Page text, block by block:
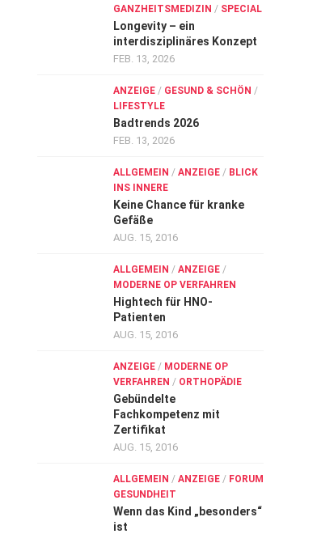
GANZHEITSMEDIZIN / SPECIAL
Longevity – ein
interdisziplinäres Konzept
FEB. 13, 2026
ANZEIGE / GESUND & SCHÖN /
LIFESTYLE
Badtrends 2026
FEB. 13, 2026
ALLGEMEIN / ANZEIGE / BLICK
INS INNERE
Keine Chance für kranke
Gefäße
AUG. 15, 2016
ALLGEMEIN / ANZEIGE /
MODERNE OP VERFAHREN
Hightech für HNO-
Patienten
AUG. 15, 2016
ANZEIGE / MODERNE OP
VERFAHREN / ORTHOPÄDIE
Gebündelte
Fachkompetenz mit
Zertifikat
AUG. 15, 2016
ALLGEMEIN / ANZEIGE / FORUM
GESUNDHEIT
Wenn das Kind „besonders“
ist